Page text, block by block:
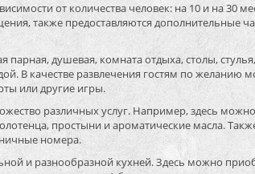
от количества человек: на 10 и на 30
также предоставляются дополнительные
парная, душевая, комната отдыха, столы,
В качестве развлечения гостям по желанию
или другие игры.
различных услуг. Например, здесь
простыни и ароматические масла.
номера.
и разнообразной кухней. Здесь можно